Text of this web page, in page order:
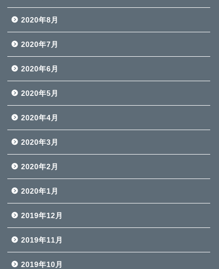
2020年8月
2020年7月
2020年6月
2020年5月
2020年4月
2020年3月
2020年2月
2020年1月
2019年12月
2019年11月
2019年10月